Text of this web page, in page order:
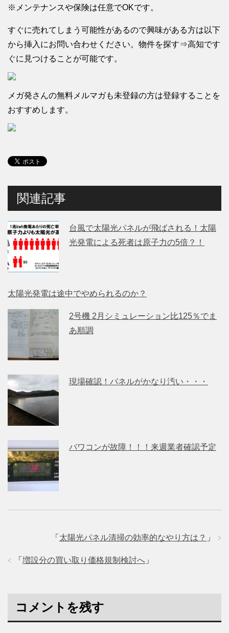
※メンテナンスや保険は任意でOKです。
すぐに売れてしまう可能性があるので興味がある方は以下
から挿入にお問い合わせください。物件を探す⇒高知です
ぐに見つけることが可能です。
メガ発さんの無料メルマガも未登録の方は登録することを
おすすめします。
関連記事
台風で太陽光パネルが飛ばされる！太陽
光発電による死者は原子力の5倍？！
太陽光発電は途中でやめられるのか？
2号機 2月シミュレーション比125％でま
あ順調
現場確認！パネルがかなり汚い・・・
パワコンが故障！！！来週業者確認予定
「 太陽光パネル清掃の効率的なやり方は？ 」
「 増設分の買い取り価格規制検討へ 」
コメントを残す